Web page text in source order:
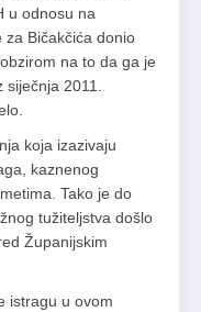
u odnosu na
za Bičakčića donio
na to da ga je
2011.
koja izazivaju
kaznenog
Tako je do
tužiteljstva došlo
Županijskim
istragu u ovom